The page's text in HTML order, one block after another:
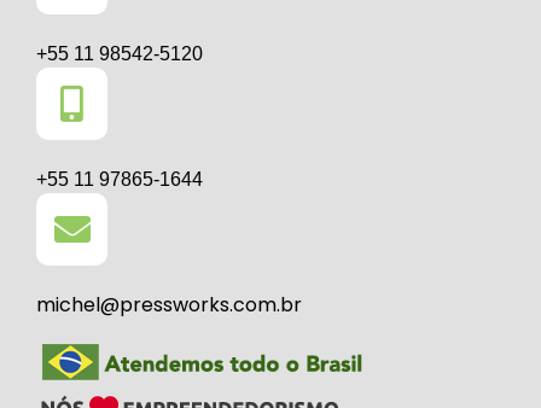
+55 11 98542-5120
+55 11 97865-1644
michel@pressworks.com.br